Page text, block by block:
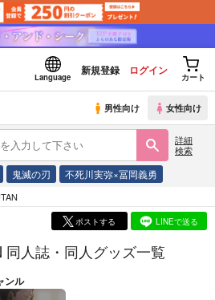
Language
新規登録 ログイン
カート
男性向け 女性向け
詳細
検索
鬼滅の刃 不死川実弥×冨岡義勇
ポストする LINEで送る
人誌・同人グッズ一覧
ンル